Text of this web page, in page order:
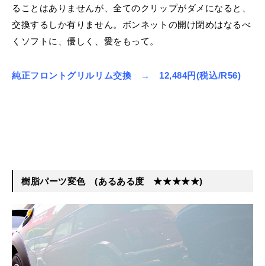
ることはありませんが、全てのクリップがダメになると、
交換するしか有りません。ボンネットの開け閉めはなるべ
くソフトに、優しく、愛をもって。
純正フロントグリルリム交換 → 12,484円(税込/R56)
樹脂パーツ変色 (あるある度 ★★★★★)